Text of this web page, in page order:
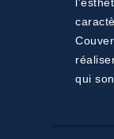
qui